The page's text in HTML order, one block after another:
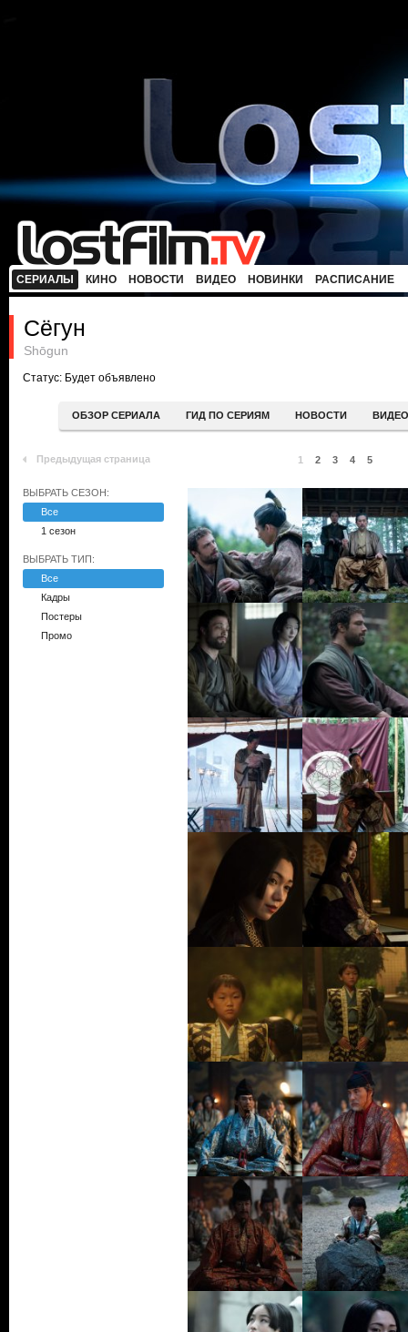
СЕРИАЛЫ КИНО НОВОСТИ ВИДЕО НОВИНКИ РАСПИСАНИЕ
Сёгун
Shōgun
Статус: Будет объявлено
ОБЗОР СЕРИАЛА ГИД ПО СЕРИЯМ НОВОСТИ ВИДЕО
Предыдущая страница 1 2 3 4 5
ВЫБРАТЬ СЕЗОН:
Все
1 сезон
ВЫБРАТЬ ТИП:
Все
Кадры
Постеры
Промо